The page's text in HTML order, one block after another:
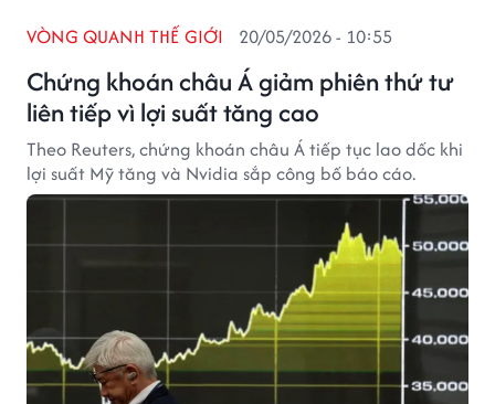
Chứng khoán châu Á giảm phiên thứ tư
liên tiếp vì lợi suất tăng cao
VÒNG QUANH THẾ GIỚI 20/05/2026 - 10:55
Theo Reuters, chứng khoán châu Á tiếp tục lao dốc khi
lợi suất Mỹ tăng và Nvidia sắp công bố báo cáo.